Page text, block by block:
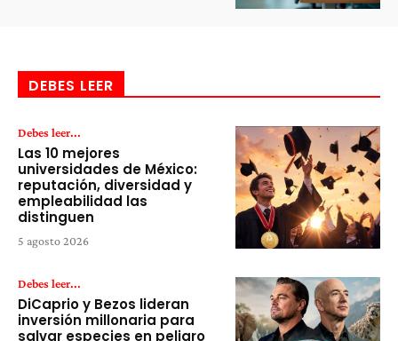
DEBES LEER
Debes leer...
Las 10 mejores
universidades de México:
reputación, diversidad y
empleabilidad las
distinguen
5 agosto 2026
Debes leer...
DiCaprio y Bezos lideran
inversión millonaria para
salvar especies en peligro